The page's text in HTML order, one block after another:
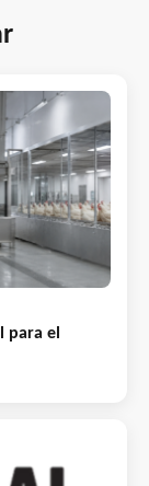
para el